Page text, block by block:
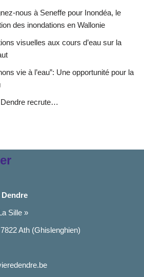
nous à Seneffe pour Inondéa, le
des inondations en Wallonie
visuelles aux cours d’eau sur la
vie à l’eau”: Une opportunité pour la
Dendre recrute…
Sille »
Ath (Ghislenghien)